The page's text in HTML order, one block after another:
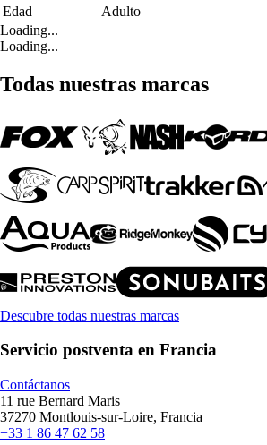
Edad
Adulto
Loading...
Loading...
Todas nuestras marcas
Descubre todas nuestras marcas
Servicio postventa en Francia
Contáctanos
11 rue Bernard Maris
37270 Montlouis-sur-Loire, Francia
+33 1 86 47 62 58